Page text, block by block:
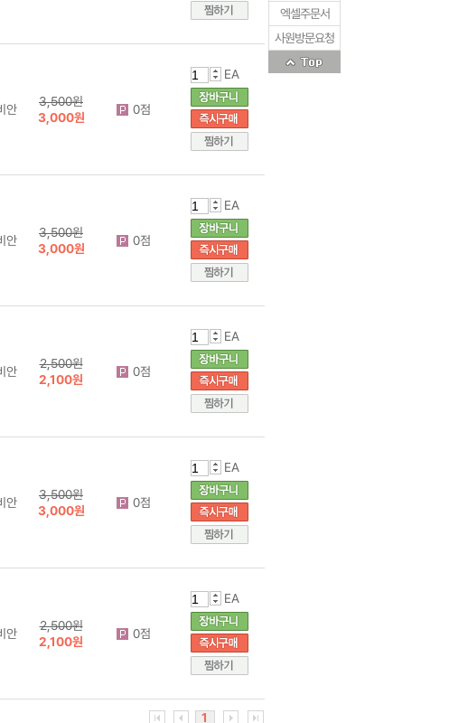
안
3,500원
3,000원
0점
EA
안
3,500원
3,000원
0점
EA
안
2,500원
2,100원
0점
EA
안
3,500원
3,000원
0점
EA
안
2,500원
2,100원
0점
EA
1
엑셀주문서
사원방문요청